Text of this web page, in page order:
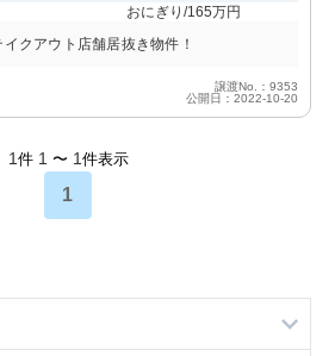
おにぎり/165万円
クアウト店舗居抜き物件！
譲渡No.：9353
公開日：2022-10-20
1 件 1 〜 1 件表示
1